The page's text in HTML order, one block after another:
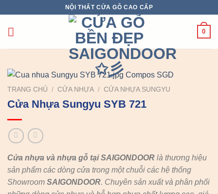
nội
NỘI THẤT CỬA GỖ CAO CẤP
0
TRANG CHỦ / CỬA NHỰA / CỬA NHỰA SUNGYU
Cửa Nhựa Sungyu SYB 721
Cửa nhựa và nhựa gỗ tại SAIGONDOOR là thương hiệu
sản phẩm các dòng cửa trong một chuỗi các hệ thống
Showroom SAIGONDOOR. Chuyên sản xuất và phân phối